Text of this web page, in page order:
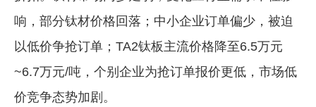
响，部分钛材价格回落；中小企业订单偏少，被迫
以低价争抢订单；TA2钛板主流价格降至6.5万元
~6.7万元/吨，个别企业为抢订单报价更低，市场低
价竞争态势加剧。